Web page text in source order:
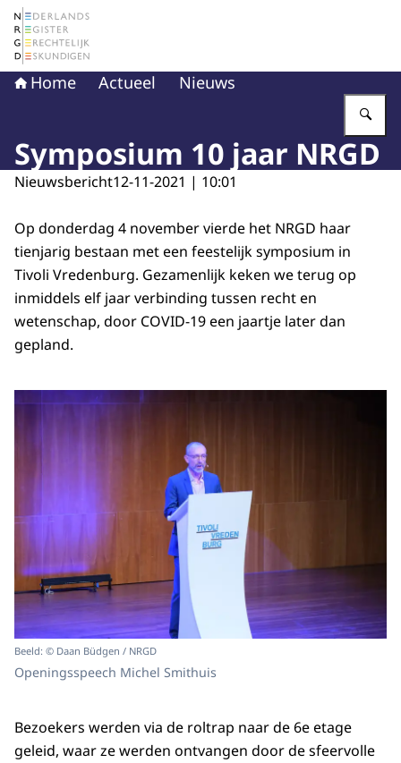
Naar de homepage van Nederlands Register
Home Actueel Nieuws
Symposium 10 jaar NRGD
Nieuwsbericht12-11-2021 | 10:01
Op donderdag 4 november vierde het NRGD haar
tienjarig bestaan met een feestelijk symposium in
Tivoli Vredenburg. Gezamenlijk keken we terug op
inmiddels elf jaar verbinding tussen recht en
wetenschap, door COVID-19 een jaartje later dan
gepland.
Beeld: © Daan Büdgen / NRGD
Openingsspeech Michel Smithuis
Bezoekers werden via de roltrap naar de 6e etage
geleid, waar ze werden ontvangen door de sfeervolle